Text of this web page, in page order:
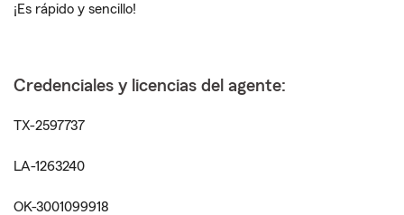
¡Es rápido y sencillo!
Credenciales y licencias del agente:
TX-2597737
LA-1263240
OK-3001099918